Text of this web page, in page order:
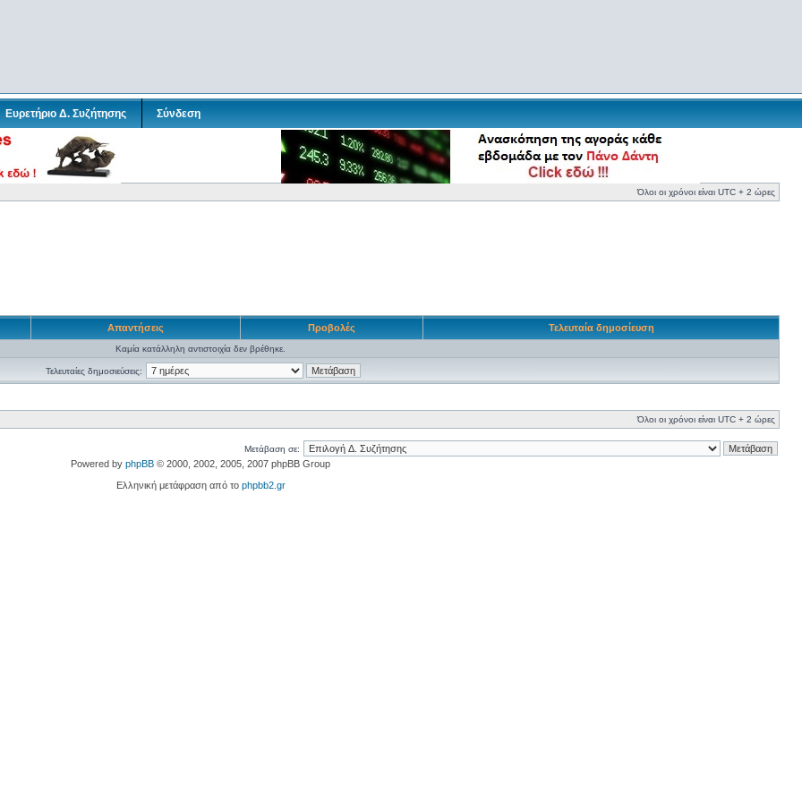
Ευρετήριο Δ. Συζήτησης Σύνδεση
Όλοι οι χρόνοι είναι UTC + 2 ώρες
Απαντήσεις Προβολές Τελευταία δημοσίευση
Καμία κατάλληλη αντιστοιχία δεν βρέθηκε.
Τελευταίες δημοσιεύσεις:
Όλοι οι χρόνοι είναι UTC + 2 ώρες
Μετάβαση σε:
Powered by phpBB © 2000, 2002, 2005, 2007 phpBB Group
Ελληνική μετάφραση από το phpbb2.gr